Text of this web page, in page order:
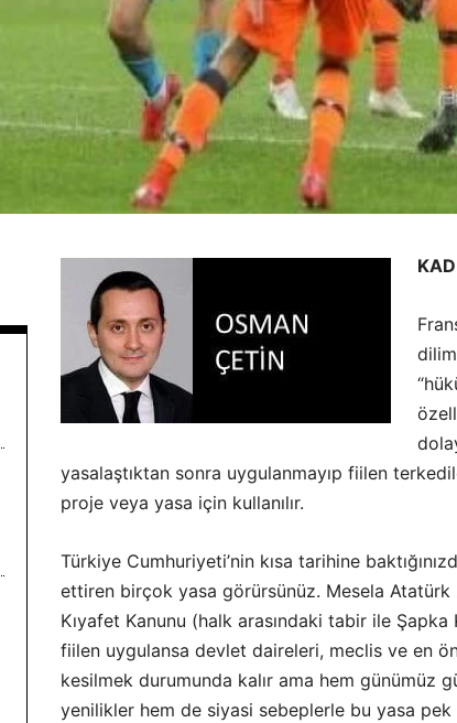
yasalaştıktan sonra uygulanmayıp fiilen
proje veya yasa için kullanılır.
Türkiye Cumhuriyeti’nin kısa tarihine
ettiren birçok yasa görürsünüz. Mesela Atatürk
Kıyafet Kanunu (halk arasındaki tabir ile
fiilen uygulansa devlet daireleri, meclis ve en
kesilmek durumunda kalır ama hem günümüz
yenilikler hem de siyasi sebeplerle bu yasa pek